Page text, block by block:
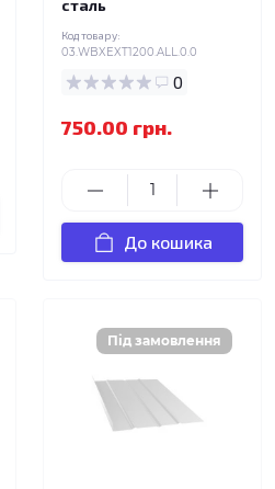
сталь
Код товару:
03.WBXEXT1200.ALL.0.0
0
750.00 грн.
До кошика